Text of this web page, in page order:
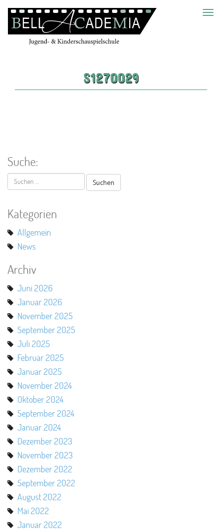
S1270029
Suche:
Suchen
nach:
Kategorien
Allgemein
News
Archiv
Juni 2026
Januar 2026
November 2025
September 2025
Juli 2025
Februar 2025
Januar 2025
November 2024
Oktober 2024
September 2024
Januar 2024
Dezember 2023
November 2023
Dezember 2022
September 2022
August 2022
Mai 2022
Januar 2022